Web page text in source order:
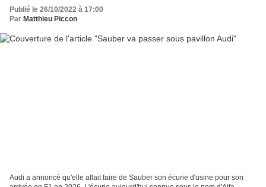
Publié le 26/10/2022 à 17:00
Par Matthieu Piccon
Audi a annoncé qu'elle allait faire de Sauber son écurie d'usine pour son